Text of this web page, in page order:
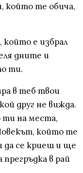
който те обича,
който е избрал
дните и
ти.
в теб твои
друг не вижда.
ти на места,
който те
да се криеш и ще
в рай